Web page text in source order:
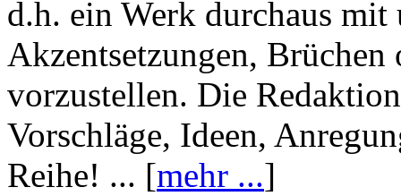
d.h. ein Werk durchaus mit
Akzentsetzungen, Brüchen
vorzustellen. Die
Vorschläge, Ideen,
Reihe! ... [mehr ...]